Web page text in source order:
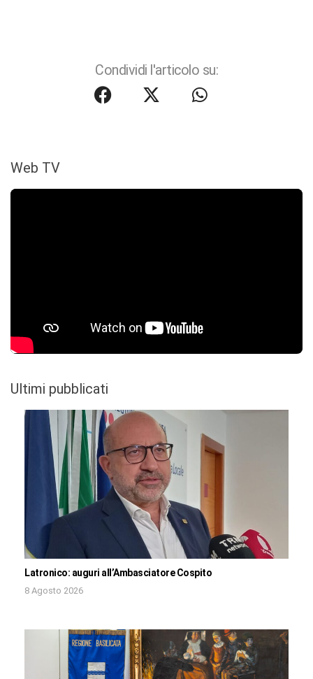
Condividi l'articolo su:
Web TV
Ultimi pubblicati
Latronico: auguri all’Ambasciatore Cospito
8 Agosto 2026